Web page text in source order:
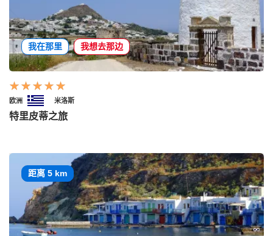
我在那里 我想去那边
欧洲 米洛斯
特里皮蒂之旅
距离 5 km